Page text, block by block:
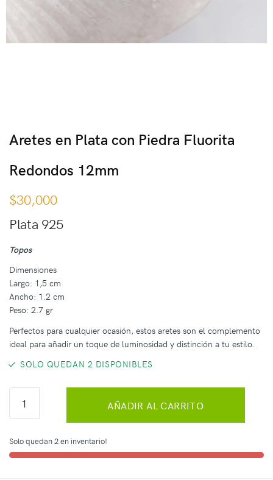
Aretes en Plata con Piedra Fluorita
Redondos 12mm
$30,000
Plata 925
Topos
Dimensiones
Largo: 1,5 cm
Ancho: 1.2 cm
Peso: 2.7 gr
Perfectos para cualquier ocasión, estos aretes son el complemento
ideal para añadir un toque de luminosidad y distinción a tu estilo.
SOLO QUEDAN 2 DISPONIBLES
AÑADIR AL CARRITO
Solo quedan 2 en inventario!